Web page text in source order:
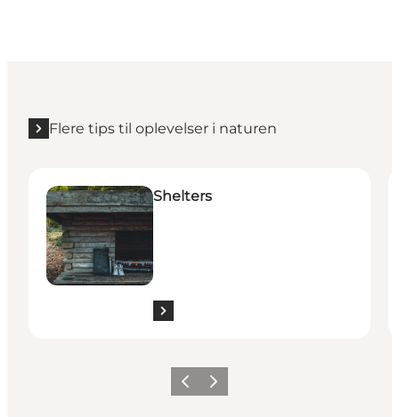
Flere tips til oplevelser i naturen
Shelters
Forrige billede
Næste billede